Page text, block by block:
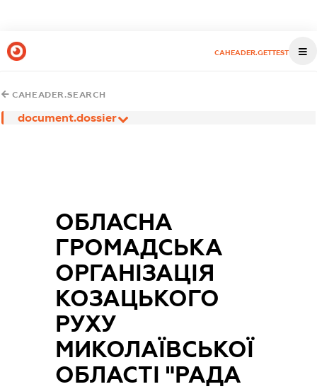
CAHEADER.GETTEST
CAHEADER.SEARCH
document.dossier
ОБЛАСНА
ГРОМАДСЬКА
ОРГАНІЗАЦІЯ
КОЗАЦЬКОГО
РУХУ
МИКОЛАЇВСЬКОЇ
ОБЛАСТІ "РАДА